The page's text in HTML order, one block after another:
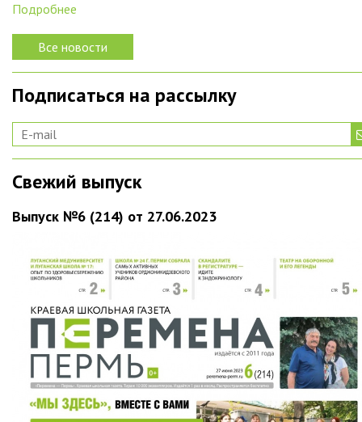
Подробнее
Все новости
Подписаться на рассылку
Свежий выпуск
Выпуск №6 (214) от 27.06.2023